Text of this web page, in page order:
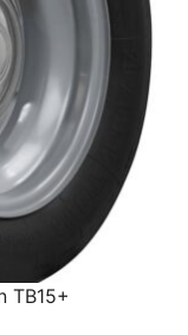
TB15+